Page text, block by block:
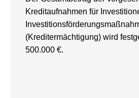
Kreditaufnahmen für
(Kreditermächtigung) wird
500.000 €.